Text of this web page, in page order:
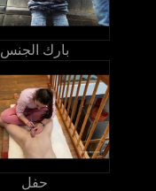
بارك الجنس
حفل